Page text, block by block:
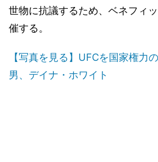
世物に抗議するため、ベネフィ
催する。
【写真を見る】UFCを国家権力
男、デイナ・ホワイト